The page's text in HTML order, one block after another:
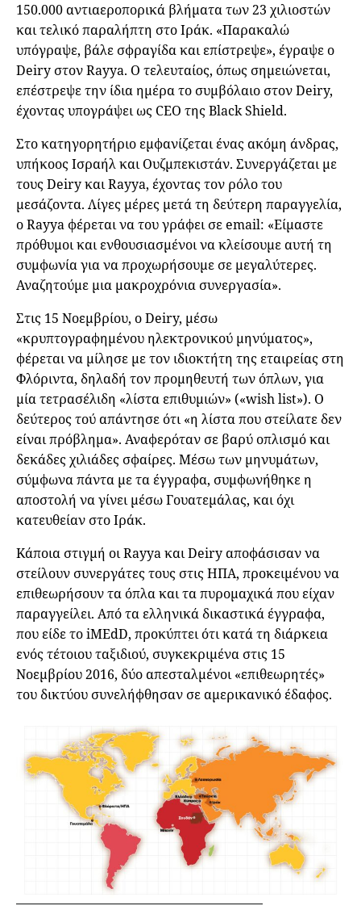
150.000 αντιαεροπορικά βλήματα των 23 χιλιοστών
και τελικό παραλήπτη στο Ιράκ. «Παρακαλώ
υπόγραψε, βάλε σφραγίδα και επίστρεψε», έγραψε ο
Deiry στον Rayya. Ο τελευταίος, όπως σημειώνεται,
επέστρεψε την ίδια ημέρα το συμβόλαιο στον Deiry,
έχοντας υπογράψει ως CEO της Black Shield.
Στο κατηγορητήριο εμφανίζεται ένας ακόμη άνδρας,
υπήκοος Ισραήλ και Ουζμπεκιστάν. Συνεργάζεται με
τους Deiry και Rayya, έχοντας τον ρόλο του
μεσάζοντα. Λίγες μέρες μετά τη δεύτερη παραγγελία,
ο Rayya φέρεται να του γράφει σε email: «Είμαστε
πρόθυμοι και ενθουσιασμένοι να κλείσουμε αυτή τη
συμφωνία για να προχωρήσουμε σε μεγαλύτερες.
Αναζητούμε μια μακροχρόνια συνεργασία».
Στις 15 Νοεμβρίου, ο Deiry, μέσω
«κρυπτογραφημένου ηλεκτρονικού μηνύματος»,
φέρεται να μίλησε με τον ιδιοκτήτη της εταιρείας στη
Φλόριντα, δηλαδή τον προμηθευτή των όπλων, για
μία τετρασέλιδη «λίστα επιθυμιών» («wish list»). Ο
δεύτερος τού απάντησε ότι «η λίστα που στείλατε δεν
είναι πρόβλημα». Αναφερόταν σε βαρύ οπλισμό και
δεκάδες χιλιάδες σφαίρες. Μέσω των μηνυμάτων,
σύμφωνα πάντα με τα έγγραφα, συμφωνήθηκε η
αποστολή να γίνει μέσω Γουατεμάλας, και όχι
κατευθείαν στο Ιράκ.
Κάποια στιγμή οι Rayya και Deiry αποφάσισαν να
στείλουν συνεργάτες τους στις ΗΠΑ, προκειμένου να
επιθεωρήσουν τα όπλα και τα πυρομαχικά που είχαν
παραγγείλει. Από τα ελληνικά δικαστικά έγγραφα,
που είδε το iMEdD, προκύπτει ότι κατά τη διάρκεια
ενός τέτοιου ταξιδιού, συγκεκριμένα στις 15
Νοεμβρίου 2016, δύο απεσταλμένοι «επιθεωρητές»
του δικτύου συνελήφθησαν σε αμερικανικό έδαφος.